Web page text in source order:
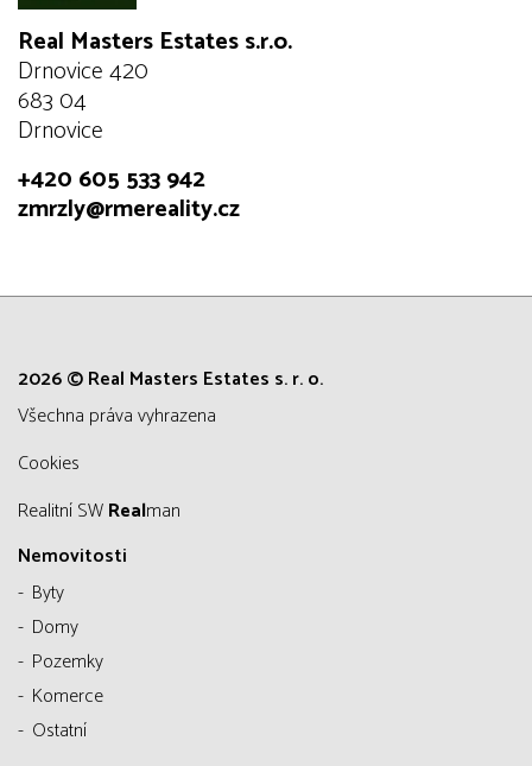
Real Masters Estates s.r.o.
Drnovice 420
683 04
Drnovice
+420 605 533 942
zmrzly@rmereality.cz
2026 © Real Masters Estates s. r. o.
všechna práva vyhrazena
Cookies
Realitní SWRealman
Nemovitosti
Byty
Domy
Pozemky
Komerce
Ostatní